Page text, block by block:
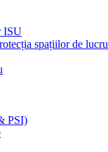
ISU
spațiilor de lucru
PSI)